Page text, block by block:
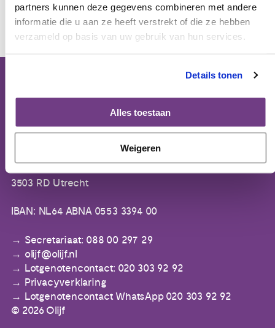
partners kunnen deze gegevens combineren met andere
informatie die u aan ze heeft verstrekt of die ze hebben
verzameld op basis van uw gebruik van hun services.
Details tonen
Alles toestaan
Weigeren
Bezoekadres (op afspraak):
Mercatorlaan 1200 (6e etage)
3503 RD Utrecht
IBAN: NL64 ABNA 0553 3394 00
Secretariaat: 088 00 297 29
olijf@olijf.nl
Lotgenotencontact: 020 303 92 92
Privacyverklaring
Lotgenotencontact WhatsApp 020 303 92 92
© 2026 Olijf